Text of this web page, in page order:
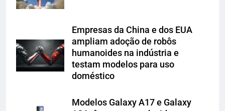
Empresas da China e dos EUA
ampliam adoção de robôs
humanoides na indústria e
testam modelos para uso
doméstico
Modelos Galaxy A17 e Galaxy